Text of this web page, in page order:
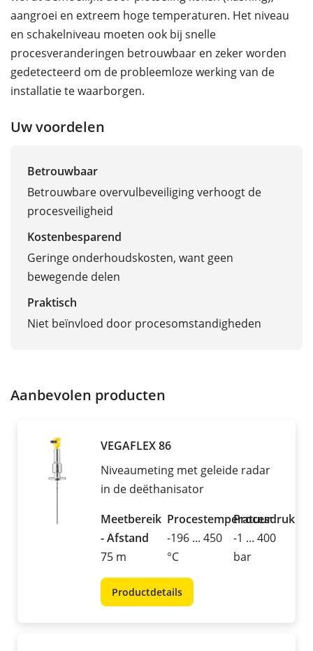
aangroei en extreem hoge temperaturen. Het niveau
en schakelniveau moeten ook bij snelle
procesveranderingen betrouwbaar en zeker worden
gedetecteerd om de probleemloze werking van de
installatie te waarborgen.
Uw voordelen
Betrouwbaar
Betrouwbare overvulbeveiliging verhoogt de
procesveiligheid
Kostenbesparend
Geringe onderhoudskosten, want geen
bewegende delen
Praktisch
Niet beïnvloed door procesomstandigheden
Aanbevolen producten
VEGAFLEX 86
Niveaumeting met geleide radar
in de deëthanisator
Meetbereik
- Afstand
75 m
Procestemperatuur
-196 ... 450
°C
Procesdruk
-1 ... 400
bar
Productdetails